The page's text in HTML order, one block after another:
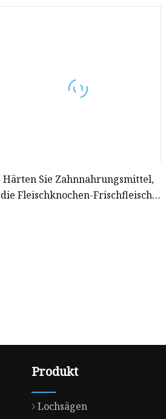
Härten Sie Zahnnahrungsmittel,
die Fleischknochen-Frischfleisch-
Produkt
Lochsägen